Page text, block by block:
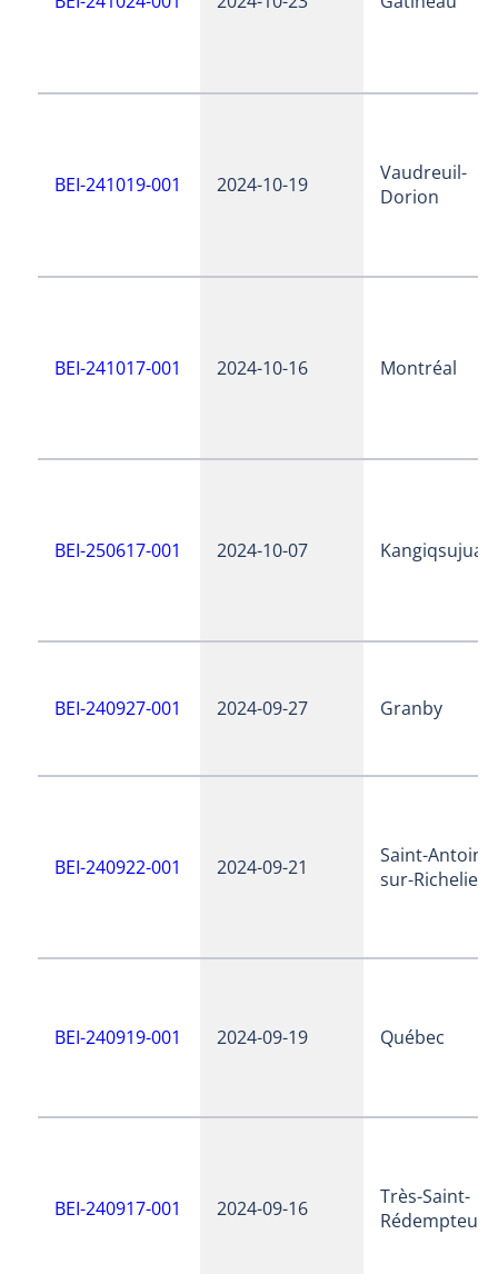
BEI-241019-001 2024-10-19
Vaudreuil-
Dorion
BEI-241017-001 2024-10-16 Montréal
BEI-250617-001 2024-10-07 Kangiqsujuaq
BEI-240927-001 2024-09-27 Granby
BEI-240922-001 2024-09-21
Saint-
sur-Richelieu
BEI-240919-001 2024-09-19 Québec
BEI-240917-001 2024-09-16
Très-Saint-
Rédempteur